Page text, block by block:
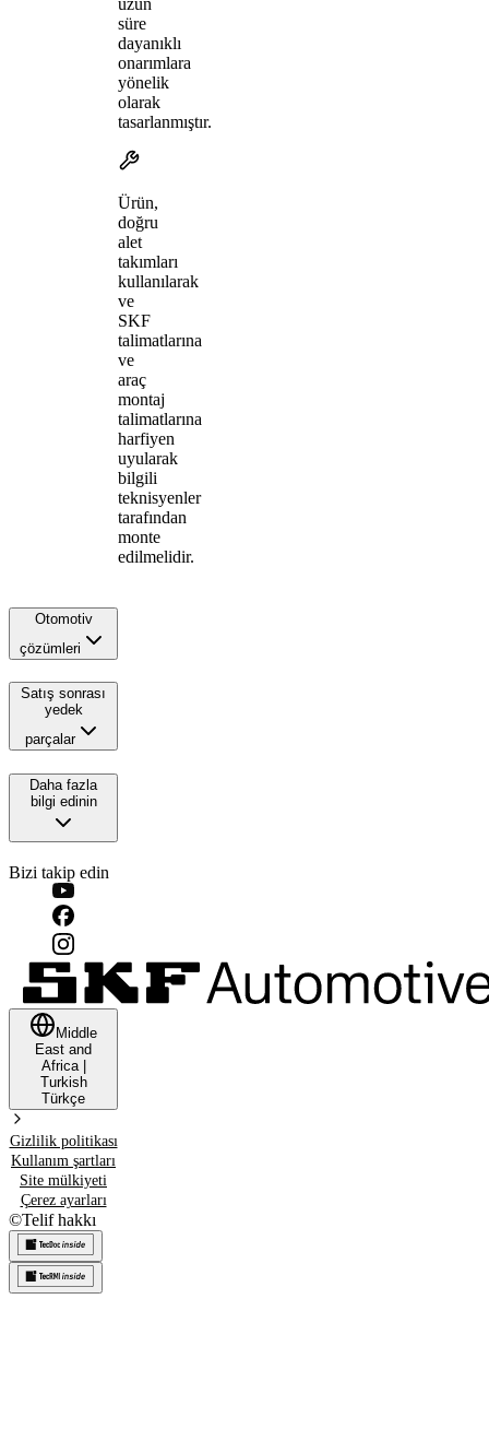
süre
dayanıklı
onarımlara
yönelik
olarak
tasarlanmıştır.
Ürün,
doğru
alet
takımları
kullanılarak
ve
SKF
talimatlarına
ve
araç
montaj
talimatlarına
harfiyen
uyularak
bilgili
teknisyenler
tarafından
monte
edilmelidir.
Otomotiv
çözümleri
Satış sonrası
yedek
parçalar
Daha fazla
bilgi edinin
Bizi takip edin
Middle
East and
Africa|
Turkish
Türkçe
Gizlilik politikası
Kullanım şartları
Site mülkiyeti
Çerez ayarları
©Telif hakkı